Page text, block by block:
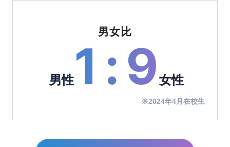
男女比
男性1 : 9 女性
※2024年4月在校生